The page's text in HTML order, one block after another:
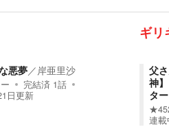
悪夢／岸亜里沙
完結済 1話
日更新
ギリ
父
神
ター
★
連載